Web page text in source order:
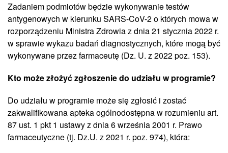
Zadaniem podmiotów będzie wykonywanie testów
antygenowych w kierunku SARS-CoV-2 o których mowa w
rozporządzeniu Ministra Zdrowia z dnia 21 stycznia 2022 r.
w sprawie wykazu badań diagnostycznych, które mogą być
wykonywane przez farmaceutę (Dz. U. z 2022 poz. 153).
Kto może złożyć zgłoszenie do udziału w programie?
Do udziału w programie może się zgłosić i zostać
zakwalifikowana apteka ogólnodostępna w rozumieniu art.
87 ust. 1 pkt 1 ustawy z dnia 6 września 2001 r. Prawo
farmaceutyczne (tj. Dz.U. z 2021 r. poz. 974), która: